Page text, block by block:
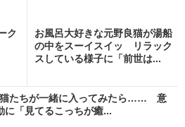
ク
お風呂大好きな元野良猫が湯船
の中をスーイスイッ リラック
スしている様子に「前世は...
猫たちが一緒に入ってみたら…… 意
に「見てるこっちが癒...